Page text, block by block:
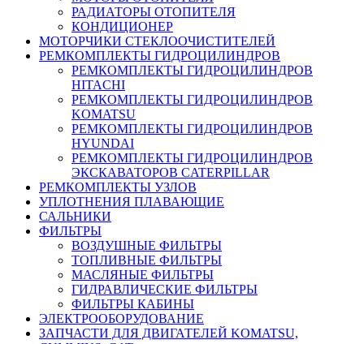
РАДИАТОРЫ ОТОПИТЕЛЯ
КОНДИЦИОНЕР
МОТОРЧИКИ СТЕКЛООЧИСТИТЕЛЕЙ
РЕМКОМПЛЕКТЫ ГИДРОЦИЛИНДРОВ
РЕМКОМПЛЕКТЫ ГИДРОЦИЛИНДРОВ
HITACHI
РЕМКОМПЛЕКТЫ ГИДРОЦИЛИНДРОВ
KOMATSU
РЕМКОМПЛЕКТЫ ГИДРОЦИЛИНДРОВ
HYUNDAI
РЕМКОМПЛЕКТЫ ГИДРОЦИЛИНДРОВ
ЭКСКАВАТОРОВ CATERPILLAR
РЕМКОМПЛЕКТЫ УЗЛОВ
УПЛОТНЕНИЯ ПЛАВАЮЩИЕ
САЛЬНИКИ
ФИЛЬТРЫ
ВОЗДУШНЫЕ ФИЛЬТРЫ
ТОПЛИВНЫЕ ФИЛЬТРЫ
МАСЛЯНЫЕ ФИЛЬТРЫ
ГИДРАВЛИЧЕСКИЕ ФИЛЬТРЫ
ФИЛЬТРЫ КАБИНЫ
ЭЛЕКТРООБОРУДОВАНИЕ
ЗАПЧАСТИ ДЛЯ ДВИГАТЕЛЕЙ KOMATSU,